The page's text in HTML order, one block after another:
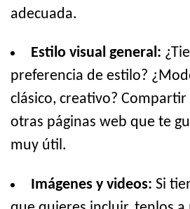
adecuada.
Estilo visual general:
preferencia de estilo?
clásico, creativo?
otras páginas web que te
muy útil.
Imágenes y videos: Si